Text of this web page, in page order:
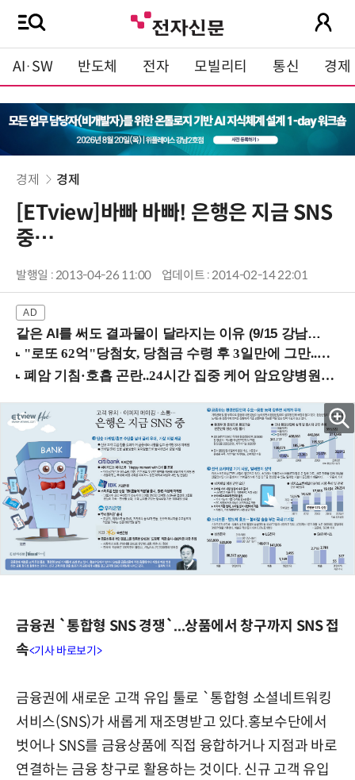
AI·SW 반도체 전자 모빌리티 통신 경제
경제 경제
[ETview]바빠 바빠! 은행은 지금 SNS
중…
발행일 : 2013-04-26 11:00 업데이트 : 2014-02-14 22:01
같은 AI를 써도 결과물이 달라지는 이유 (9/15 강남역)
금융권 `통합형 SNS 경쟁`...상품에서 창구까지 SNS 접
속<기사 바로보기>
금융권에 새로운 고객 유입 툴로 `통합형 소셜네트워킹
서비스(SNS)가 새롭게 재조명받고 있다.홍보수단에서
벗어나 SNS를 금융상품에 직접 융합하거나 지점과 바로
연결하는 금융 창구로 활용하는 것이다. 신규 고객 유입